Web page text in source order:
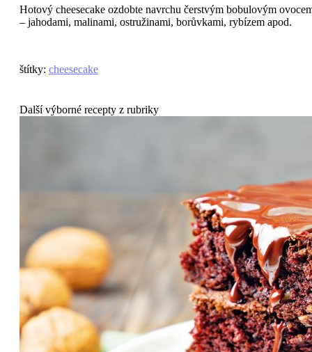
Hotový cheesecake ozdobte navrchu čerstvým bobulovým
– jahodami, malinami, ostružinami, borůvkami, rybízem apod.
štítky: cheesecake
Další výborné recepty z rubriky